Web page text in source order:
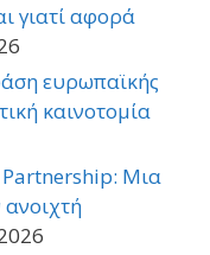
γιατί αφορά
ευρωπαϊκής
καινοτομία
Partnership: Μια